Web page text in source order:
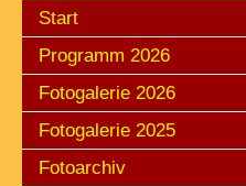
Start
Programm 2026
Fotogalerie 2026
Fotogalerie 2025
Fotoarchiv